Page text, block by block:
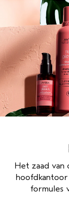
Het zaad
formules